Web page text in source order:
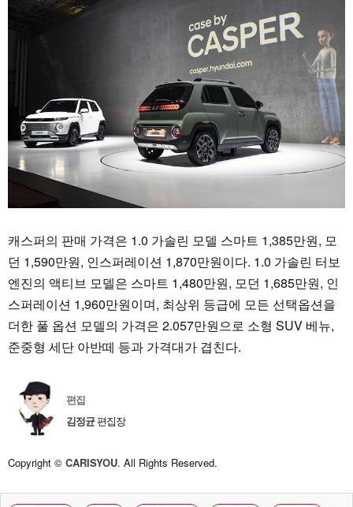
캐스퍼의 판매 가격은 1.0 가솔린 모델 스마트 1,385만원, 모
던 1,590만원, 인스퍼레이션 1,870만원이다. 1.0 가솔린 터보
엔진의 액티브 모델은 스마트 1,480만원, 모던 1,685만원, 인
스퍼레이션 1,960만원이며, 최상위 등급에 모든 선택옵션을
더한 풀 옵션 모델의 가격은 2.057만원으로 소형 SUV 베뉴,
준중형 세단 아반떼 등과 가격대가 겹친다.
편집
김정균편집장
Copyright © CARISYOU. All Rights Reserved.